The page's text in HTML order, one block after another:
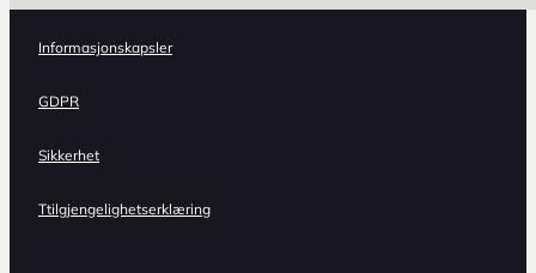
Informasjonskapsler
GDPR
Sikkerhet
Ttilgjengelighetserklæring